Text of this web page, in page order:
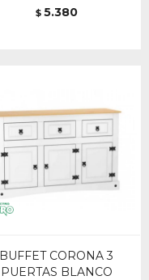
$ 5.380
BUFFET CORONA 3
PUERTAS BLANCO